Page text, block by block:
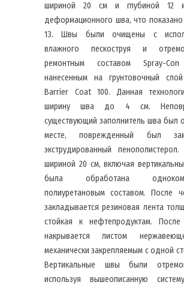
шириной 20 см и глубиной 12
деформационного шва, что показано
13. Швы были очищены с
влажного пескоструя и
ремонтным составом Spray-
нанесенным на грунтовочный
Barrier Coat 100. Данная
ширину шва до 4 см.
существующий заполнитель шва был
месте, поврежденный был
экструдированный
шириной 20 см, включая
была обработана
полиуретановым составом. После
закладывается резиновая лента
стойкая к нефтепродуктам.
накрывается листом
механически закрепляемым с одной
Вертикальные швы были
используя вышеописанную